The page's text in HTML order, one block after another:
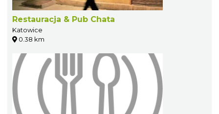
Restauracja & Pub Chata
Katowice
0.38 km